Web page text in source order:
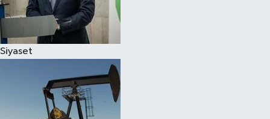
Siyaset
Spor
Çocuk
Eğitim